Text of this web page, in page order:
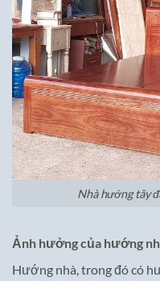
Nhà hướng tây
Ảnh hưởng của hướng
Hướng nhà, trong đó có